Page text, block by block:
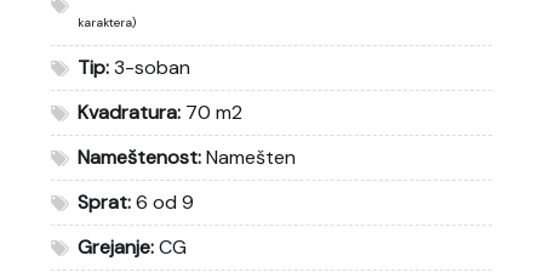
karaktera)
Tip:3-soban
Kvadratura: 70 m2
Nameštenost:Namešten
Sprat:6 od 9
Grejanje:CG